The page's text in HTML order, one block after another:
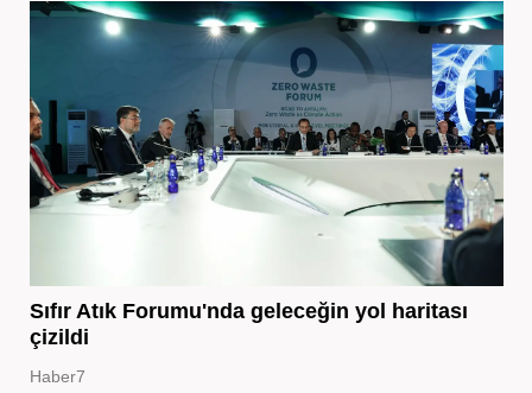
Sıfır Atık Forumu'nda geleceğin yol haritası
çizildi
Haber7